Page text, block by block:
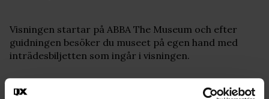
Visningen startar på ABBA The Museum och efter
guidningen besöker du museet på egen hand med
inträdesbiljetten som ingår i visningen.
Pris (inklusive biljett till ABBA The Museum): Vuxen: 370